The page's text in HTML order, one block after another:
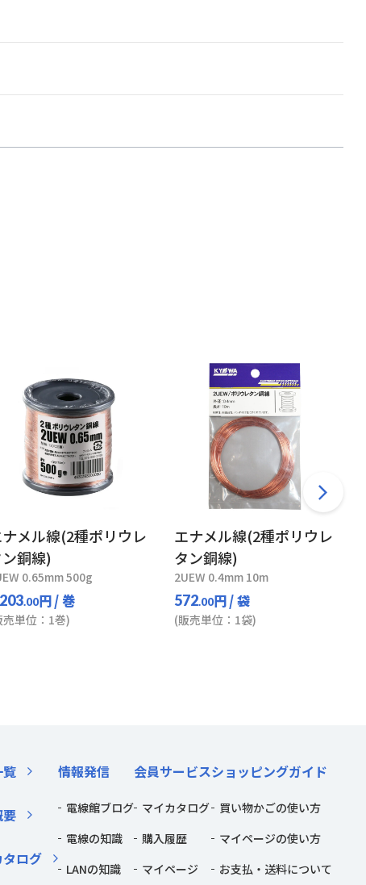
メル線(2種ポリウレ
銅線)
0.65mm 500g
.00円/ 巻
売単位：1巻)
エナメル線(2種ポリウレ
タン銅線)
2UEW 0.4mm 10m
572.00円/ 袋
(販売単位：1袋)
覧
要
ログ
情報発信
電線館ブログ
電線の知識
LANの知識
会員サービス
マイカタログ
購入履歴
マイページ
ショッピングガイド
買い物かごの使い方
マイページの使い方
お支払・送料について